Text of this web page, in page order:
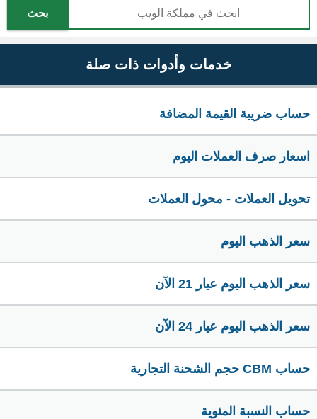
بحث
خدمات وأدوات ذات صلة
حساب ضريبة القيمة المضافة
اسعار صرف العملات اليوم
تحويل العملات - محول العملات
سعر الذهب اليوم
سعر الذهب اليوم عيار 21 الآن
سعر الذهب اليوم عيار 24 الآن
حساب CBM حجم الشحنة التجارية
حساب النسبة المئوية